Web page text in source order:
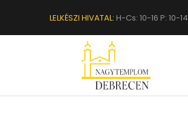
LELKÉSZI HIVATAL: H-Cs: 10-16 P: 10-14